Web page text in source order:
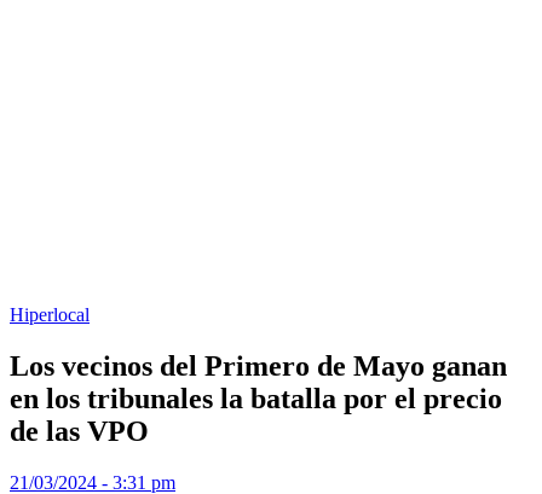
Hiperlocal
Los vecinos del Primero de Mayo ganan
en los tribunales la batalla por el precio
de las VPO
21/03/2024 - 3:31 pm